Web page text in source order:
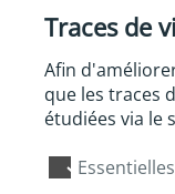
Description :
pommier…
Auteur :Corinne
Lorient et Keryado
Traces de
Afin
que les traces
étudiées via le
Essentielles